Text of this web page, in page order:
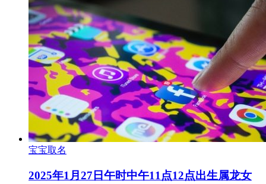
宝宝取名
2025年1月27日午时中午11点12点出生属龙女